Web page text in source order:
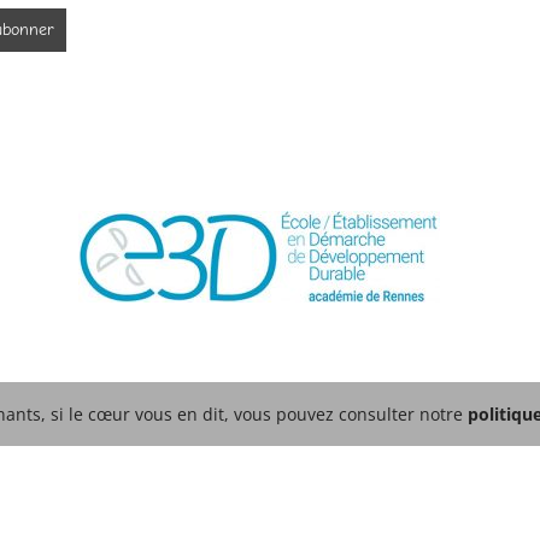
si le cœur vous en dit, vous pouvez consulter notre